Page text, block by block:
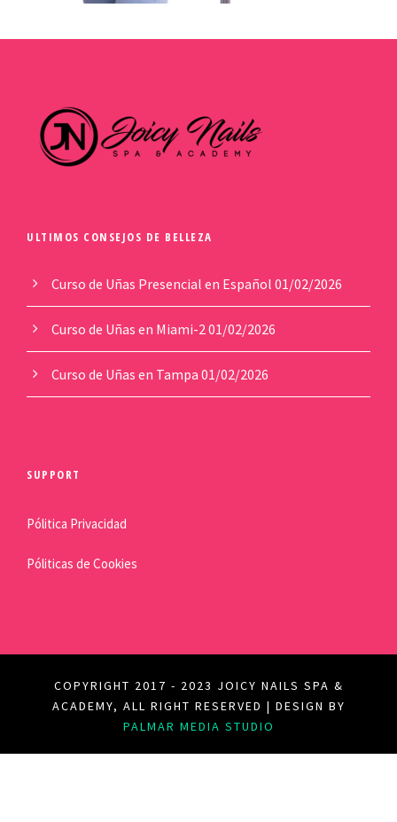
ULTIMOS CONSEJOS DE BELLEZA
Curso de Uñas Presencial en Español 01/02/2026
Curso de Uñas en Miami-2 01/02/2026
Curso de Uñas en Tampa 01/02/2026
SUPPORT
Pólitica Privacidad
Póliticas de Cookies
COPYRIGHT 2017 - 2023 JOICY NAILS SPA &
ACADEMY, ALL RIGHT RESERVED | DESIGN BY
PALMAR MEDIA STUDIO